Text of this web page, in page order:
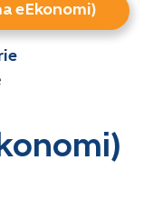
eEkonomi)